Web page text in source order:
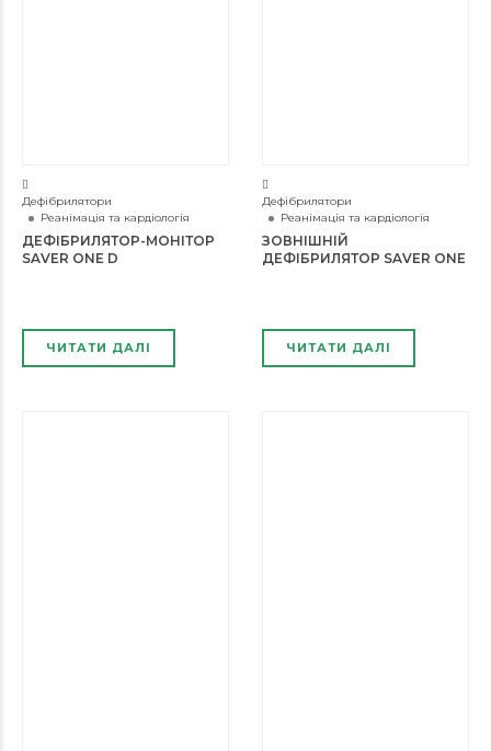
Дефібрилятори
Реанімація та кардіологія
ДЕФІБРИЛЯТОР-МОНІТОР
SAVER ONE D
ЧИТАТИ ДАЛІ
Дефібрилятори
Реанімація та кардіологія
ЗОВНІШНІЙ
ДЕФІБРИЛЯТОР SAVER ONE
ЧИТАТИ ДАЛІ